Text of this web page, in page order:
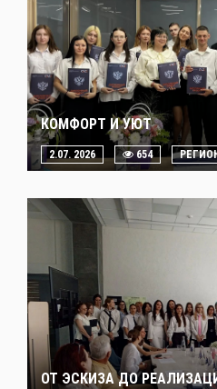
КОМФОРТ И УЮТ
2.07. 2026 654
ОТ ЭСКИЗА ДО